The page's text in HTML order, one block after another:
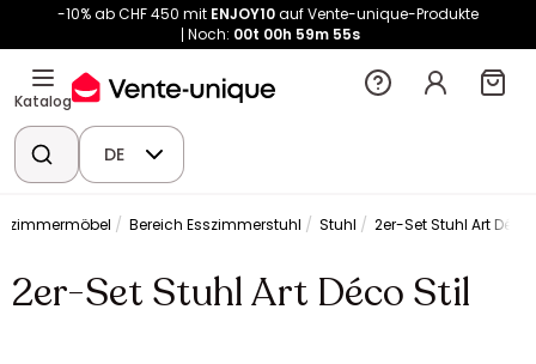
-10% ab CHF 450 mit ENJOY10auf Vente-unique-Produkte
Noch: 00t 00h 59m 55s
Katalog
DE
Bereich Esszimmerstuhl Stuhl 2er-Set Stuhl Art Déco
2er-Set Stuhl Art Déco Stil